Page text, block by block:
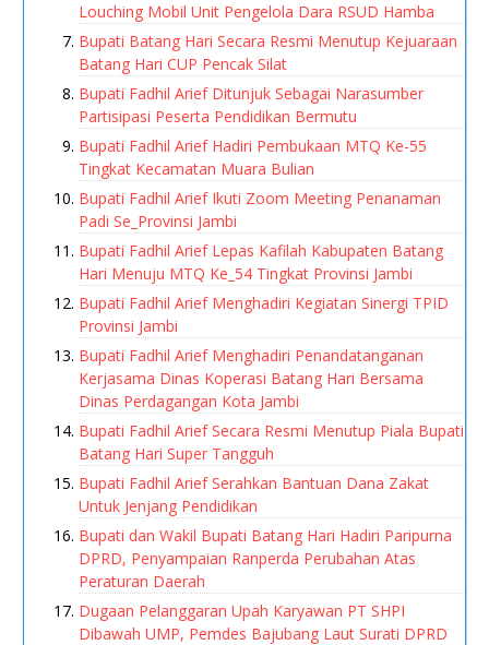
Louching Mobil Unit Pengelola Dara RSUD Hamba
Bupati Batang Hari Secara Resmi Menutup Kejuaraan
Batang Hari CUP Pencak Silat
Bupati Fadhil Arief Ditunjuk Sebagai Narasumber
Partisipasi Peserta Pendidikan Bermutu
Bupati Fadhil Arief Hadiri Pembukaan MTQ Ke-55
Tingkat Kecamatan Muara Bulian
Bupati Fadhil Arief Ikuti Zoom Meeting Penanaman
Padi Se_Provinsi Jambi
Bupati Fadhil Arief Lepas Kafilah Kabupaten Batang
Hari Menuju MTQ Ke_54 Tingkat Provinsi Jambi
Bupati Fadhil Arief Menghadiri Kegiatan Sinergi TPID
Provinsi Jambi
Bupati Fadhil Arief Menghadiri Penandatanganan
Kerjasama Dinas Koperasi Batang Hari Bersama
Dinas Perdagangan Kota Jambi
Bupati Fadhil Arief Secara Resmi Menutup Piala Bupati
Batang Hari Super Tangguh
Bupati Fadhil Arief Serahkan Bantuan Dana Zakat
Untuk Jenjang Pendidikan
Bupati dan Wakil Bupati Batang Hari Hadiri Paripurna
DPRD, Penyampaian Ranperda Perubahan Atas
Peraturan Daerah
Dugaan Pelanggaran Upah Karyawan PT SHPI
Dibawah UMP, Pemdes Bajubang Laut Surati DPRD